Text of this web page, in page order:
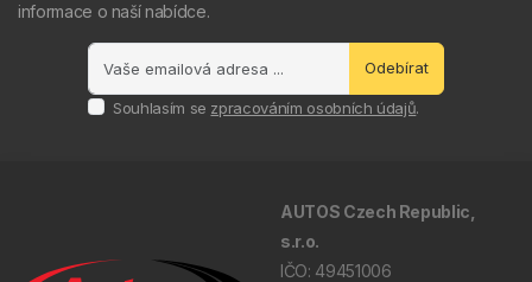
informace o naší nabídce.
Odebírat
Souhlasím se zpracováním osobních údajů.
AUTOS Czech Republic,
s.r.o.
IČO: 49451006